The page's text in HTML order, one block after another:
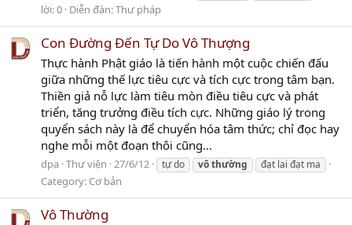
lời: 0 Diễn đàn:Thư pháp
Con Đường Đến Tự Do Vô Thượng
Thực hành Phật giáo là tiến hành một cuộc chiến đấu
giữa những thế lực tiêu cực và tích cực trong tâm bạn.
Thiền giả nỗ lực làm tiêu mòn điều tiêu cực và phát
triển, tăng trưởng điều tích cực. Những giáo lý trong
quyển sách này là để chuyển hóa tâm thức; chỉ đọc hay
nghe mỗi một đoạn thôi cũng...
dpa Thư viện 27/6/12 tự do vôthường đạt lai đạt ma
Category: Cơ bản
Vô Thường